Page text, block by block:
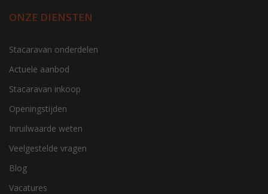
ONZE DIENSTEN
Stacaravan onderdelen
Actuele aanbod
Stacaravan inkoop
Openingstijden
Inruilwaarde weten
Veelgestelde vragen
Blog
Vacatures